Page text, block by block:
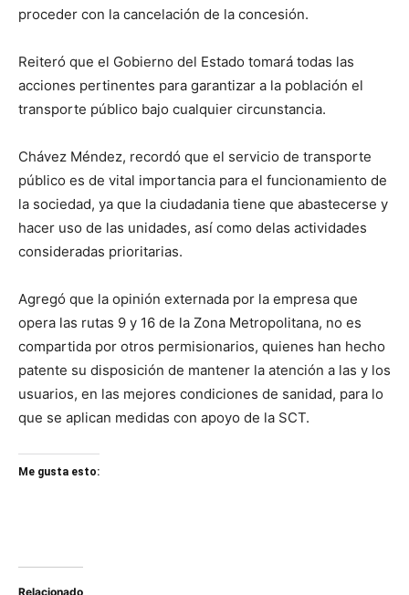
proceder con la cancelación de la concesión.
Reiteró que el Gobierno del Estado tomará todas las
acciones pertinentes para garantizar a la población el
transporte público bajo cualquier circunstancia.
Chávez Méndez, recordó que el servicio de transporte
público es de vital importancia para el funcionamiento de
la sociedad, ya que la ciudadania tiene que abastecerse y
hacer uso de las unidades, así como delas actividades
consideradas prioritarias.
Agregó que la opinión externada por la empresa que
opera las rutas 9 y 16 de la Zona Metropolitana, no es
compartida por otros permisionarios, quienes han hecho
patente su disposición de mantener la atención a las y los
usuarios, en las mejores condiciones de sanidad, para lo
que se aplican medidas con apoyo de la SCT.
Me gusta esto:
Relacionado